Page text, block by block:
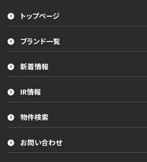
トップページ
ブランド一覧
新着情報
IR情報
物件検索
お問い合わせ